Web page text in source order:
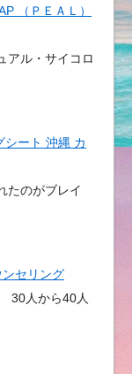
（ＰＥＡＬ）
アル・サイコロ
シート 沖縄 カ
たのがブレイ
セリング
30人から40人